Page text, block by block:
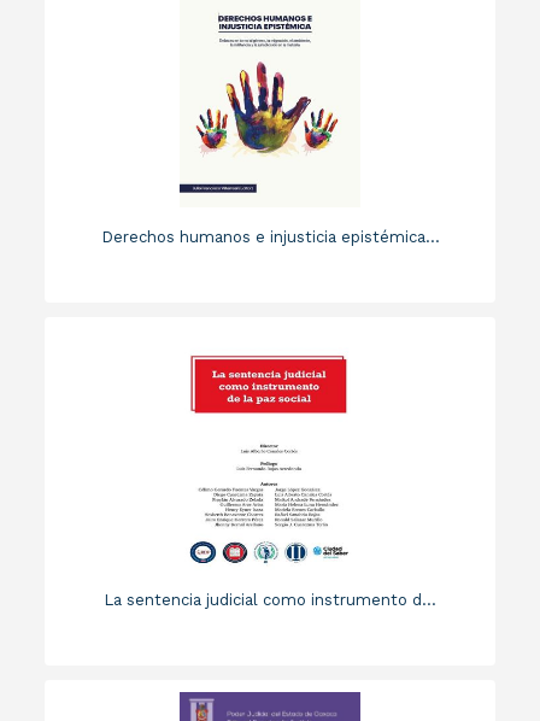
Derechos humanos e injusticia epistémica...
La sentencia judicial como instrumento d...